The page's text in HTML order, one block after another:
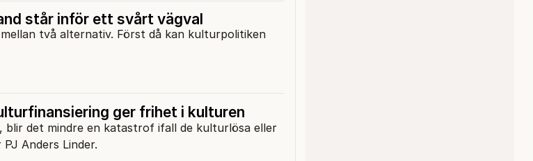
står inför ett svårt vägval
två alternativ. Först då kan kulturpolitiken
ger frihet i kulturen
det mindre en katastrof ifall de kulturlösa eller
Anders Linder.